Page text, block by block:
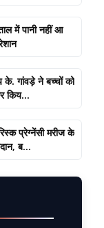
में पानी नहीं आ
के. गांवड़े ने बच्चों को
किय...
प्रेग्नेंसी मरीज के
ब...